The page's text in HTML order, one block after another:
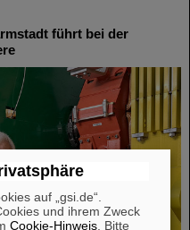
führt bei der
auf „gsi.de“.
und ihrem Zweck
Cookie-Hinweis . Bitte